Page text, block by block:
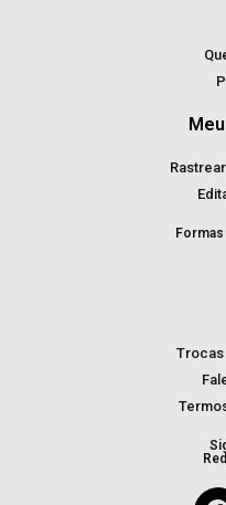
Trocas